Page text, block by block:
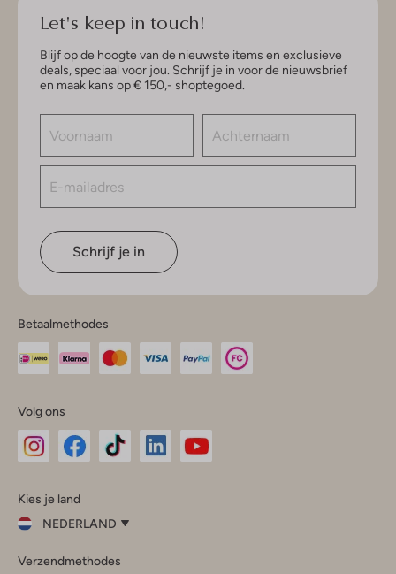
Let's keep in touch!
Blijf op de hoogte van de nieuwste items en exclusieve
deals, speciaal voor jou. Schrijf je in voor de nieuwsbrief
en maak kans op € 150,- shoptegoed.
Schrijf je in
Betaalmethodes
Volg ons
InstagramFacebook
Kies je land
NEDERLAND
je
Verzendmethodes